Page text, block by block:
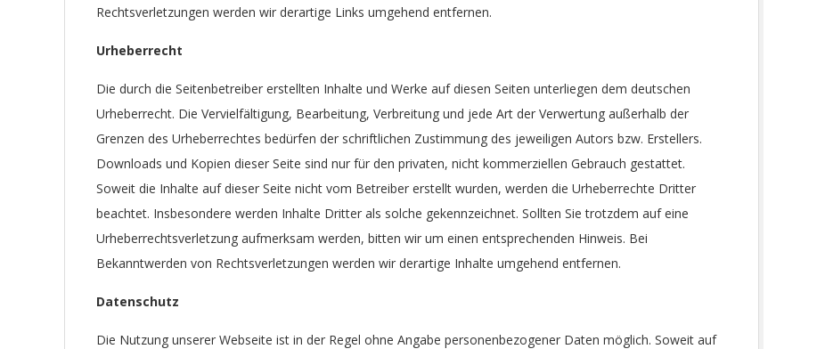
Rechtsverletzungen werden wir derartige Links umgehend entfernen.
Urheberrecht
Die durch die Seitenbetreiber erstellten Inhalte und Werke auf diesen Seiten unterliegen dem deutschen
Urheberrecht. Die Vervielfältigung, Bearbeitung, Verbreitung und jede Art der Verwertung außerhalb der
Grenzen des Urheberrechtes bedürfen der schriftlichen Zustimmung des jeweiligen Autors bzw. Erstellers.
Downloads und Kopien dieser Seite sind nur für den privaten, nicht kommerziellen Gebrauch gestattet.
Soweit die Inhalte auf dieser Seite nicht vom Betreiber erstellt wurden, werden die Urheberrechte Dritter
beachtet. Insbesondere werden Inhalte Dritter als solche gekennzeichnet. Sollten Sie trotzdem auf eine
Urheberrechtsverletzung aufmerksam werden, bitten wir um einen entsprechenden Hinweis. Bei
Bekanntwerden von Rechtsverletzungen werden wir derartige Inhalte umgehend entfernen.
Datenschutz
Die Nutzung unserer Webseite ist in der Regel ohne Angabe personenbezogener Daten möglich. Soweit auf